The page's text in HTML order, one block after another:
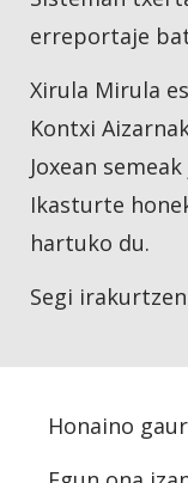
erreportaje
Xirula Mirula
Kontxi
Joxean
Ikasturte
hartuko du.
Segi irakurtzen
Honaino